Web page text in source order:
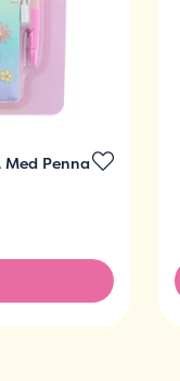
Med Penna